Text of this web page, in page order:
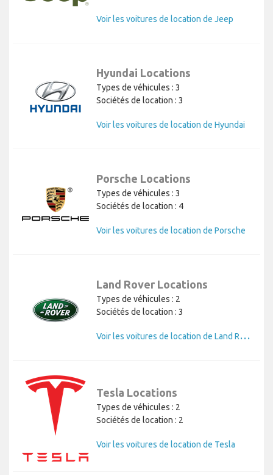
Voir les voitures de location de Jeep
Hyundai Locations
Types de véhicules : 3
Sociétés de location : 3
Voir les voitures de location de Hyundai
Porsche Locations
Types de véhicules : 3
Sociétés de location : 4
Voir les voitures de location de Porsche
Land Rover Locations
Types de véhicules : 2
Sociétés de location : 3
V
oir les voitures de location de Land Rover
Tesla Locations
Types de véhicules : 2
Sociétés de location : 2
Voir les voitures de location de Tesla